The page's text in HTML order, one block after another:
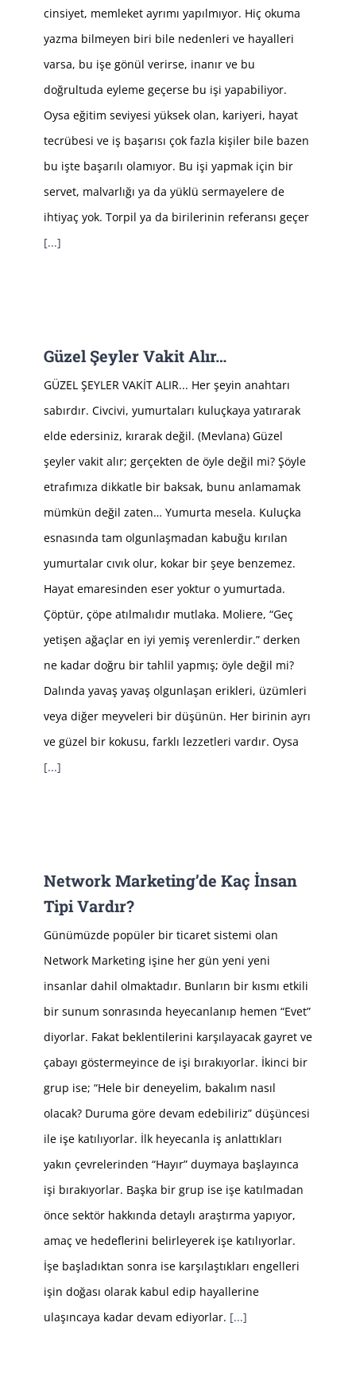
cinsiyet, memleket ayrımı yapılmıyor. Hiç okuma
yazma bilmeyen biri bile nedenleri ve hayalleri
varsa, bu işe gönül verirse, inanır ve bu
doğrultuda eyleme geçerse bu işi yapabiliyor.
Oysa eğitim seviyesi yüksek olan, kariyeri, hayat
tecrübesi ve iş başarısı çok fazla kişiler bile bazen
bu işte başarılı olamıyor. Bu işi yapmak için bir
servet, malvarlığı ya da yüklü sermayelere de
ihtiyaç yok. Torpil ya da birilerinin referansı geçer
[...]
Güzel Şeyler Vakit Alır…
GÜZEL ŞEYLER VAKİT ALIR... Her şeyin anahtarı
sabırdır. Civcivi, yumurtaları kuluçkaya yatırarak
elde edersiniz, kırarak değil. (Mevlana) Güzel
şeyler vakit alır; gerçekten de öyle değil mi? Şöyle
etrafımıza dikkatle bir baksak, bunu anlamamak
mümkün değil zaten… Yumurta mesela. Kuluçka
esnasında tam olgunlaşmadan kabuğu kırılan
yumurtalar cıvık olur, kokar bir şeye benzemez.
Hayat emaresinden eser yoktur o yumurtada.
Çöptür, çöpe atılmalıdır mutlaka. Moliere, “Geç
yetişen ağaçlar en iyi yemiş verenlerdir.” derken
ne kadar doğru bir tahlil yapmış; öyle değil mi?
Dalında yavaş yavaş olgunlaşan erikleri, üzümleri
veya diğer meyveleri bir düşünün. Her birinin ayrı
ve güzel bir kokusu, farklı lezzetleri vardır. Oysa
[...]
Network Marketing’de Kaç İnsan
Tipi Vardır?
Günümüzde popüler bir ticaret sistemi olan
Network Marketing işine her gün yeni yeni
insanlar dahil olmaktadır. Bunların bir kısmı etkili
bir sunum sonrasında heyecanlanıp hemen “Evet”
diyorlar. Fakat beklentilerini karşılayacak gayret ve
çabayı göstermeyince de işi bırakıyorlar. İkinci bir
grup ise; “Hele bir deneyelim, bakalım nasıl
olacak? Duruma göre devam edebiliriz” düşüncesi
ile işe katılıyorlar. İlk heyecanla iş anlattıkları
yakın çevrelerinden “Hayır” duymaya başlayınca
işi bırakıyorlar. Başka bir grup ise işe katılmadan
önce sektör hakkında detaylı araştırma yapıyor,
amaç ve hedeflerini belirleyerek işe katılıyorlar.
İşe başladıktan sonra ise karşılaştıkları engelleri
işin doğası olarak kabul edip hayallerine
ulaşıncaya kadar devam ediyorlar. [...]